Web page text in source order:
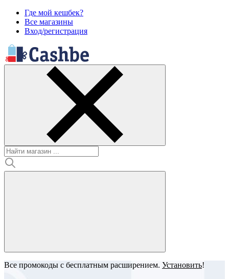
Где мой кешбек?
Все магазины
Вход/регистрация
Все промокоды с бесплатным расширением. Установить!